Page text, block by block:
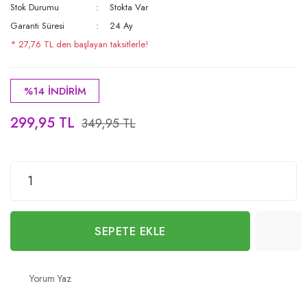
Stok Durumu
Stokta Var
Garanti Süresi
24 Ay
* 27,76 TL den başlayan taksitlerle!
%14 İNDİRİM
299,95 TL 349,95 TL
SEPETE EKLE
Yorum Yaz